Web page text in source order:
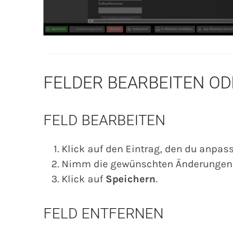
FELDER BEARBEITEN
FELD BEARBEITEN
Klick auf den Eintrag, den du
Nimm die gewünschten
Klick auf Speichern.
FELD ENTFERNEN